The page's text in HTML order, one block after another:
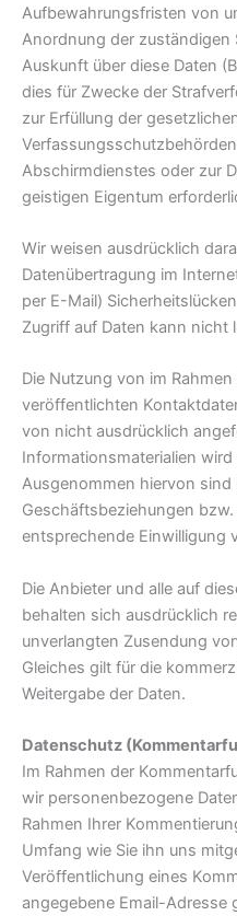
Aufbewahrungsfristen von
Anordnung der zuständigen
Auskunft über diese Daten
dies für Zwecke der
zur Erfüllung der
Abschirmdienstes oder zur
geistigen Eigentum
Wir weisen ausdrücklich
Datenübertragung im
per E-Mail)
Zugriff auf Daten kann
Die Nutzung von im
veröffentlichten
von nicht ausdrücklich
Informationsmaterialien
Ausgenommen hiervon sind
Geschäftsbeziehungen
entsprechende Einwilligung
Die Anbieter und alle auf
behalten sich ausdrücklich
unverlangten Zusendung
Gleiches gilt für die
Weitergabe der Daten.
Datenschutz
Im Rahmen der
wir personenbezogene
Rahmen Ihrer
Umfang wie Sie ihn uns
Veröffentlichung eines
angegebene Email-Adresse